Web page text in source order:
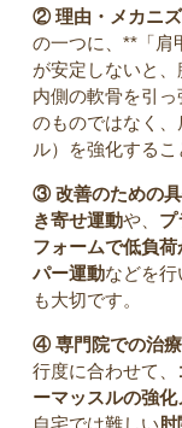
② 理由・メカニ
の一つに、**「肩
が安定しないと、
内側の軟骨を引
のものではなく
ル）を強化するこ
③ 改善のための
き寄せ運動や、 プ
フォームで低負荷
パー運動などを
も大切です。
④ 専門院での治
行度に合わせて、
ーマッスルの強